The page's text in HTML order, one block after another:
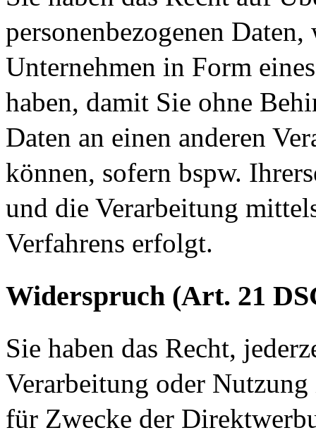
personenbezogenen
Unternehmen in Form
haben, damit Sie ohne
Daten an einen anderen
können, sofern bspw.
und die Verarbeitung
Verfahrens erfolgt.
Widerspruch (Art. 21
Sie haben das Recht,
Verarbeitung oder
für Zwecke der